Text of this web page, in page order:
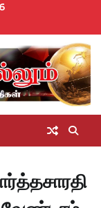
சினிமாUncategorized